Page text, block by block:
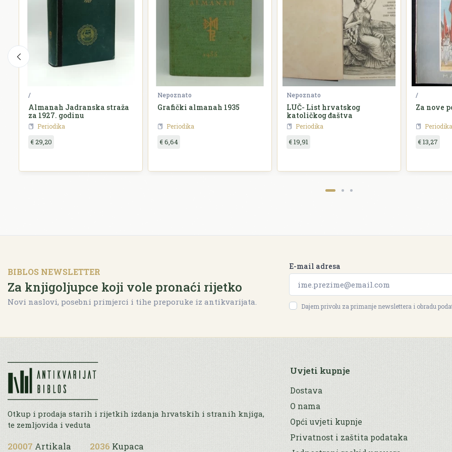
/
Almanah Jadranska straža
za 1927. godinu
Periodika
€ 29,20
Nepoznato
Grafički almanah 1935
Periodika
€ 6,64
Nepoznato
LUČ- List hrvatskog
katoličkog đaštva
Periodika
€ 19,91
/
Za nove
Periodika
€ 13,27
BIBLOS NEWSLETTER
Za knjigoljupce koji vole pronaći rijetko
Novi naslovi, posebni primjerci i tihe preporuke iz antikvarijata.
E-mail adresa
Dajem privolu za primanje newslettera i obradu
Otkup i prodaja starih i rijetkih izdanja hrvatskih i stranih knjiga,
te zemljovida i veduta
20007 Artikala 2036 Kupaca
Uvjeti kupnje
Dostava
O nama
Opći uvjeti kupnje
Privatnost i zaštita podataka